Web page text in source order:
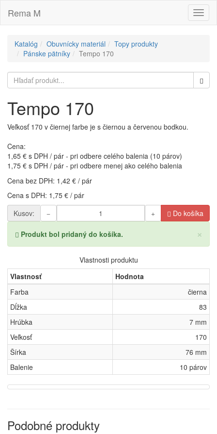
Rema M
Katalóg Obuvnícky materiál
Topy produkty
Pánske pätníky
Tempo 170
Tempo 170
Veľkosť 170 v čiernej farbe je s čiernou a červenou bodkou.
Cena:
1,65 € s DPH / pár - pri odbere celého balenia (10 párov)
1,75 € s DPH / pár - pri odbere menej ako celého balenia
Cena bez DPH: 1,42 € / pár
Cena s DPH: 1,75 € / pár
Kusov:
Do košíka
×
Produkt bol pridaný do košíka.
Vlastnosti produktu
Vlastnosť
Hodnota
Farba
čierna
Dĺžka
83
Hrúbka
7 mm
Veľkosť
170
Šírka
76 mm
Balenie
10 párov
Podobné produkty